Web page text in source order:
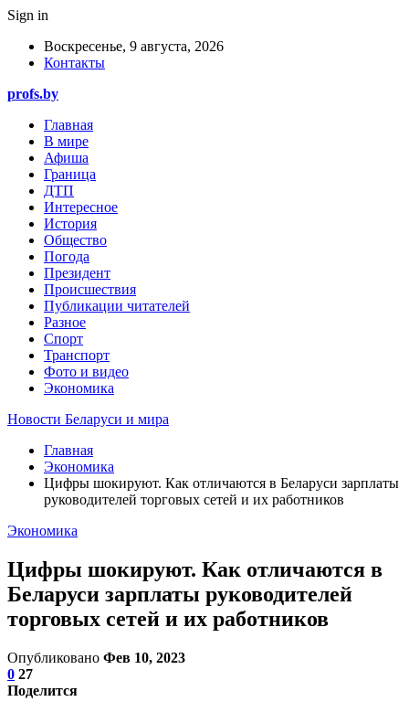
Sign in
Воскресенье, 9 августа, 2026
Контакты
profs.by
Главная
В мире
Афиша
Граница
ДТП
Интересное
История
Общество
Погода
Президент
Происшествия
Публикации читателей
Разное
Спорт
Транспорт
Фото и видео
Экономика
Новости Беларуси и мира
Главная
Экономика
Цифры шокируют. Как отличаются в Беларуси зарплаты
руководителей торговых сетей и их работников
Экономика
Цифры шокируют. Как отличаются в
Беларуси зарплаты руководителей
торговых сетей и их работников
Опубликовано Фев 10, 2023
0 27
Поделится